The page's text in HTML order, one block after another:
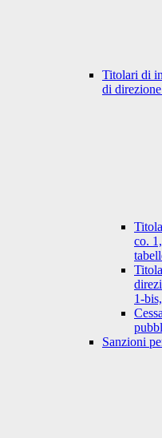
Titolari di
di
co.
1-
Sanzioni